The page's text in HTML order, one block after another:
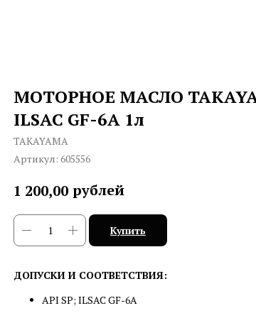
МОТОРНОЕ МАСЛО
ILSAC GF-6А 1л
TAKAYAMA
Артикул: 605556
1 200,00 рублей
Купить
ДОПУСКИ И СООТВЕТСТВИЯ:
API SP; ILSAC GF-6А